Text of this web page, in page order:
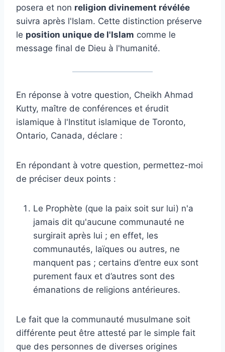
posera et non religion divinement révélée
suivra après l'Islam. Cette distinction préserve
le position unique de l'Islam comme le
message final de Dieu à l'humanité.
En réponse à votre question, Cheikh Ahmad
Kutty, maître de conférences et érudit
islamique à l'Institut islamique de Toronto,
Ontario, Canada, déclare :
En répondant à votre question, permettez-moi
de préciser deux points :
Le Prophète (que la paix soit sur lui) n'a
jamais dit qu'aucune communauté ne
surgirait après lui ; en effet, les
communautés, laïques ou autres, ne
manquent pas ; certains d’entre eux sont
purement faux et d’autres sont des
émanations de religions antérieures.
Le fait que la communauté musulmane soit
différente peut être attesté par le simple fait
que des personnes de diverses origines